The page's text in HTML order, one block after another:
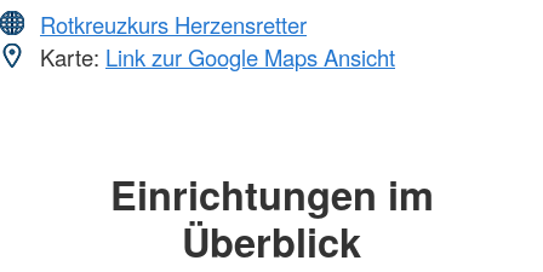
Rotkreuzkurs Herzensretter
Karte: Link zur Google Maps Ansicht
Einrichtungen im
Überblick